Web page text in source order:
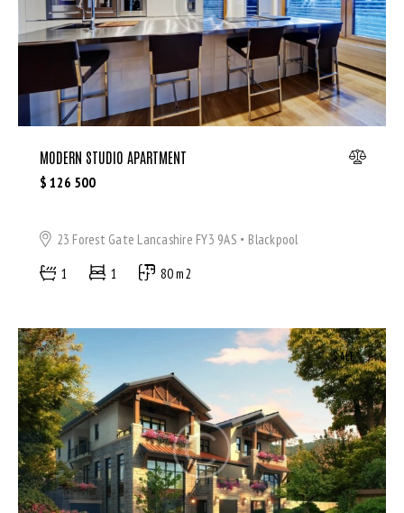
Bedrooms
Bathrooms
Price
Air Conditioning (9)
Barbeque (11)
Dryer (9)
Gym (12)
Laundry (7)
Lawn (5)
Microwave (8)
MODERN STUDIO APARTMENT
$ 126 500
23 Forest Gate Lancashire FY3 9AS
Blackpool
1
1 80 m2
SALE